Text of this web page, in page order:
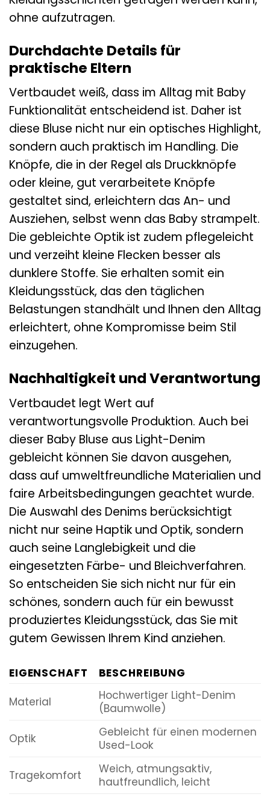
ohne aufzutragen.
Durchdachte Details für
praktische Eltern
Vertbaudet weiß, dass im Alltag mit Baby
Funktionalität entscheidend ist. Daher ist
diese Bluse nicht nur ein optisches Highlight,
sondern auch praktisch im Handling. Die
Knöpfe, die in der Regel als Druckknöpfe
oder kleine, gut verarbeitete Knöpfe
gestaltet sind, erleichtern das An- und
Ausziehen, selbst wenn das Baby strampelt.
Die gebleichte Optik ist zudem pflegeleicht
und verzeiht kleine Flecken besser als
dunklere Stoffe. Sie erhalten somit ein
Kleidungsstück, das den täglichen
Belastungen standhält und Ihnen den Alltag
erleichtert, ohne Kompromisse beim Stil
einzugehen.
Nachhaltigkeit und Verantwortung
Vertbaudet legt Wert auf
verantwortungsvolle Produktion. Auch bei
dieser Baby Bluse aus Light-Denim
gebleicht können Sie davon ausgehen,
dass auf umweltfreundliche Materialien und
faire Arbeitsbedingungen geachtet wurde.
Die Auswahl des Denims berücksichtigt
nicht nur seine Haptik und Optik, sondern
auch seine Langlebigkeit und die
eingesetzten Färbe- und Bleichverfahren.
So entscheiden Sie sich nicht nur für ein
schönes, sondern auch für ein bewusst
produziertes Kleidungsstück, das Sie mit
gutem Gewissen Ihrem Kind anziehen.
EIGENSCHAFT
BESCHREIBUNG
Material
Hochwertiger Light-Denim
(Baumwolle)
Optik
Gebleicht für einen modernen
Used-Look
Tragekomfort
Weich, atmungsaktiv,
hautfreundlich, leicht